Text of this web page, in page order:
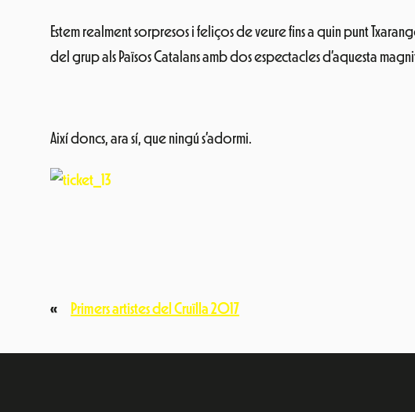
Estem realment sorpresos i feliços de veure fins a quin punt
del grup als Països Catalans amb dos espectacles d’aquesta
Així doncs, ara sí, que ningú s’adormi.
« Primers artistes del Cruïlla 2017